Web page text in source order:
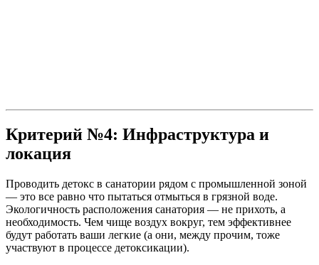
Критерий №4: Инфраструктура и
локация
Проводить детокс в санатории рядом с промышленной зоной
— это все равно что пытаться отмыться в грязной воде.
Экологичность расположения санатория — не прихоть, а
необходимость. Чем чище воздух вокруг, тем эффективнее
будут работать ваши легкие (а они, между прочим, тоже
участвуют в процессе детоксикации).